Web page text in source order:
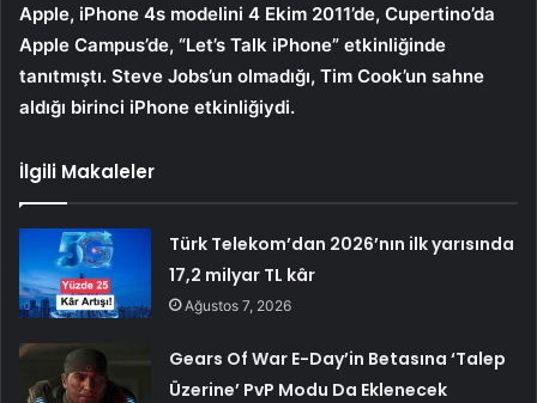
Apple, iPhone 4s modelini 4 Ekim 2011’de, Cupertino’da
Apple Campus’de, “Let’s Talk iPhone” etkinliğinde
tanıtmıştı. Steve Jobs’un olmadığı, Tim Cook’un sahne
aldığı birinci iPhone etkinliğiydi.
İlgili Makaleler
Türk Telekom’dan 2026’nın ilk yarısında
17,2 milyar TL kâr
Ağustos 7, 2026
Gears Of War E-Day’in Betasına ‘Talep
Üzerine’ PvP Modu Da Eklenecek